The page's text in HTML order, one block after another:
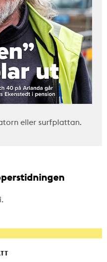
eller surfplattan.